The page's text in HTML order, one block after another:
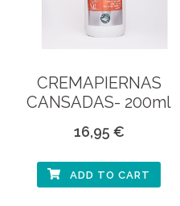
CREMAPIERNAS
CANSADAS- 200ml
16,95 €
ADD TO CART